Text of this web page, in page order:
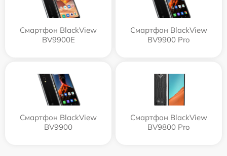
Смартфон BlackView
BV9900E
Смартфон BlackView
BV9900 Pro
Смартфон BlackView
BV9900
Смартфон BlackView
BV9800 Pro